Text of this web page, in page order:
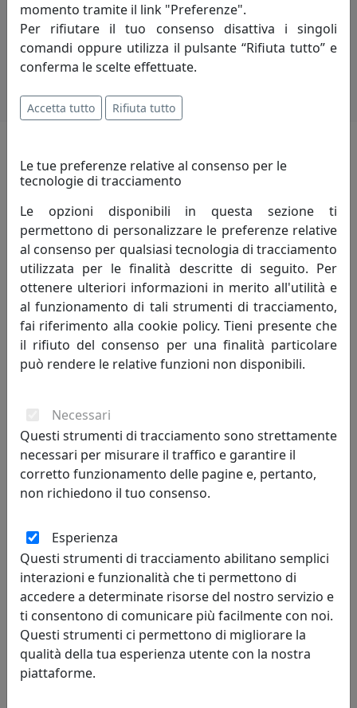
oltre100prodotti
i più visitati
scopri iprodottiche hanno riscosso
maggior interesse
ENO BIG PORTABOTTIGLIE DA PARETE, COD 0051300
Vesta Home
155,00 €
sconto
6%
sconto
6%
momento tramite il link "Preferenze".
Per rifiutare il tuo consenso disattiva i singoli
comandi oppure utilizza il pulsante “Rifiuta tutto” e
conferma le scelte effettuate.
Accetta tutto Rifiuta tutto
Le tue preferenze relative al consenso per le
tecnologie di tracciamento
Le opzioni disponibili in questa sezione ti
permettono di personalizzare le preferenze relative
al consenso per qualsiasi tecnologia di tracciamento
utilizzata per le finalità descritte di seguito. Per
ottenere ulteriori informazioni in merito all'utilità e
al funzionamento di tali strumenti di tracciamento,
fai riferimento alla cookie policy. Tieni presente che
il rifiuto del consenso per una finalità particolare
può rendere le relative funzioni non disponibili.
Necessari
Questi strumenti di tracciamento sono strettamente
necessari per misurare il traffico e garantire il
corretto funzionamento delle pagine e, pertanto,
non richiedono il tuo consenso.
Esperienza
Questi strumenti di tracciamento abilitano semplici
interazioni e funzionalità che ti permettono di
accedere a determinate risorse del nostro servizio e
ti consentono di comunicare più facilmente con noi.
Questi strumenti ci permettono di migliorare la
qualità della tua esperienza utente con la nostra
piattaforme.